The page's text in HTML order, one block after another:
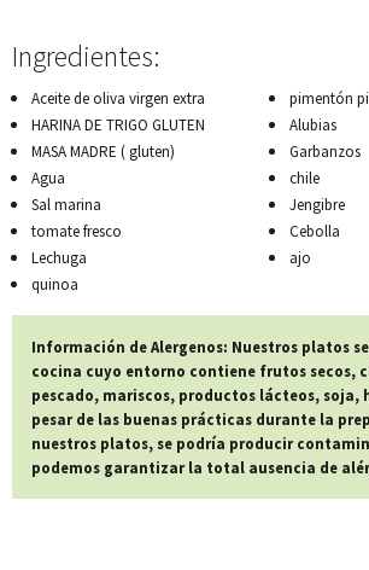
Ingredientes:
Aceite de oliva virgen extra
HARINA DE TRIGO GLUTEN
MASA MADRE ( gluten)
Agua
Sal marina
tomate fresco
Lechuga
quinoa
pimentón
Alubias
Garbanzos
chile
Jengibre
Cebolla
ajo
Información de Alergenos: Nuestros platos
cocina cuyo entorno contiene frutos secos,
pescado, mariscos, productos lácteos, soja,
pesar de las buenas prácticas durante la
nuestros platos, se podría producir
podemos garantizar la total ausencia de